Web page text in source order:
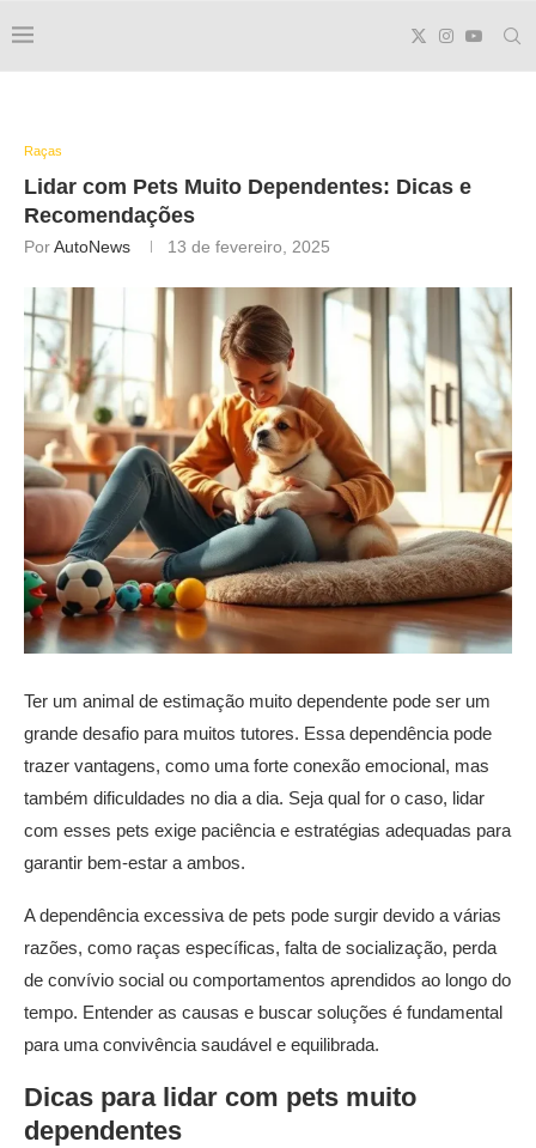
Raças
Lidar com Pets Muito Dependentes: Dicas e
Recomendações
PorAutoNews 13 de fevereiro, 2025
Ter um animal de estimação muito dependente pode ser um
grande desafio para muitos tutores. Essa dependência pode
trazer vantagens, como uma forte conexão emocional, mas
também dificuldades no dia a dia. Seja qual for o caso, lidar
com esses pets exige paciência e estratégias adequadas para
garantir bem-estar a ambos.
A dependência excessiva de pets pode surgir devido a várias
razões, como raças específicas, falta de socialização, perda
de convívio social ou comportamentos aprendidos ao longo do
tempo. Entender as causas e buscar soluções é fundamental
para uma convivência saudável e equilibrada.
Dicas para lidar com pets muito
dependentes